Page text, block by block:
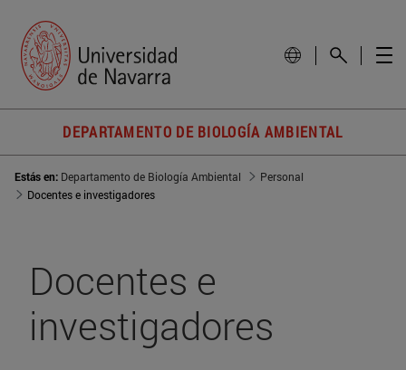
DEPARTAMENTO DE BIOLOGÍA AMBIENTAL
Estás en: Departamento de Biología Ambiental
Personal
Docentes e investigadores
Docentes e
investigadores